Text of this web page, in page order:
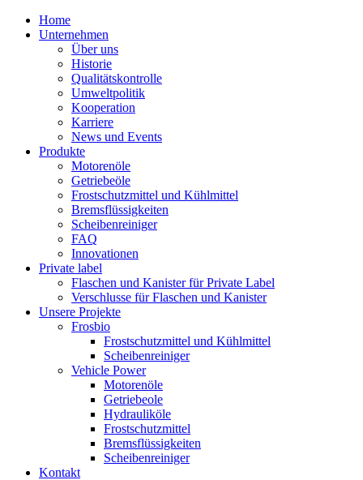
Home
Unternehmen
Über uns
Historie
Qualitätskontrolle
Umweltpolitik
Kooperation
Karriere
News und Events
Produkte
Motorenöle
Getriebeöle
Frostschutzmittel und Kühlmittel
Bremsflüssigkeiten
Scheibenreiniger
FAQ
Innovationen
Private label
Flaschen und Kanister für Private Label
Verschlusse für Flaschen und Kanister
Unsere Projekte
Frosbio
Frostschutzmittel und Kühlmittel
Scheibenreiniger
Vehicle Power
Motorenöle
Getriebeole
Hydrauliköle
Frostschutzmittel
Bremsflüssigkeiten
Scheibenreiniger
Kontakt